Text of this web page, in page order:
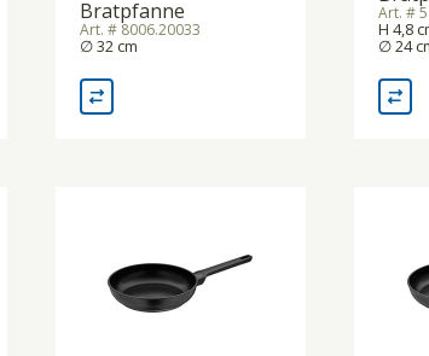
Bratpfanne
Art. # 8006.20033
∅ 32 cm
Art. #
H 4,8
∅ 24